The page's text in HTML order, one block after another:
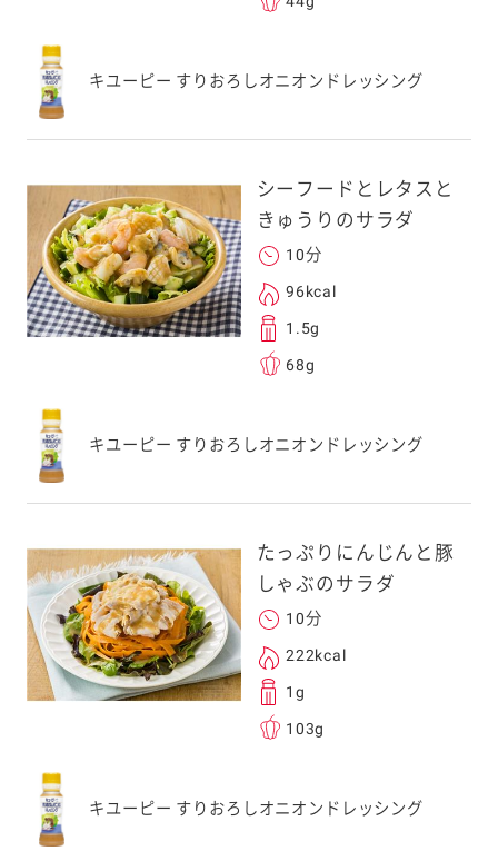
キユーピー すりおろしオニオンドレッシング
シーフードとレタスと
きゅうりのサラダ
10分
96kcal
1.5g
68g
キユーピー すりおろしオニオンドレッシング
たっぷりにんじんと豚
しゃぶのサラダ
10分
222kcal
1g
103g
キユーピー すりおろしオニオンドレッシング